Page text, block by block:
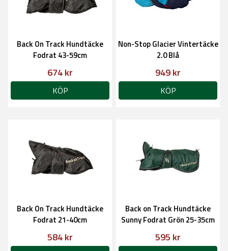
Back On Track Hundtäcke
Fodrat 43-59cm
674 kr
KÖP
Non-Stop Glacier Vintertäcke
2.0 Blå
949 kr
KÖP
Back On Track Hundtäcke
Fodrat 21-40cm
584 kr
Back on Track Hundtäcke
Sunny Fodrat Grön 25-35cm
595 kr